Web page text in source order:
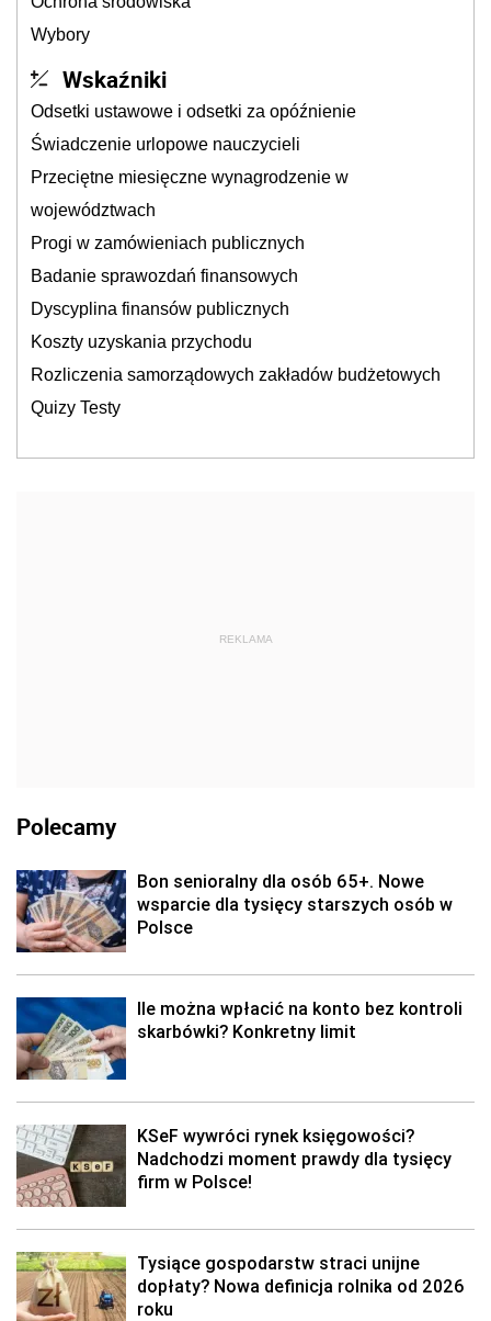
Wybory
Wskaźniki
Odsetki ustawowe i odsetki za opóźnienie
Świadczenie urlopowe nauczycieli
Przeciętne miesięczne wynagrodzenie w
województwach
Progi w zamówieniach publicznych
Badanie sprawozdań finansowych
Dyscyplina finansów publicznych
Koszty uzyskania przychodu
Rozliczenia samorządowych zakładów budżetowych
Quizy Testy
REKLAMA
Polecamy
Bon senioralny dla osób 65+. Nowe
wsparcie dla tysięcy starszych osób w
Polsce
Ile można wpłacić na konto bez kontroli
skarbówki? Konkretny limit
KSeF wywróci rynek księgowości?
Nadchodzi moment prawdy dla tysięcy
firm w Polsce!
Tysiące gospodarstw straci unijne
dopłaty? Nowa definicja rolnika od 2026
roku